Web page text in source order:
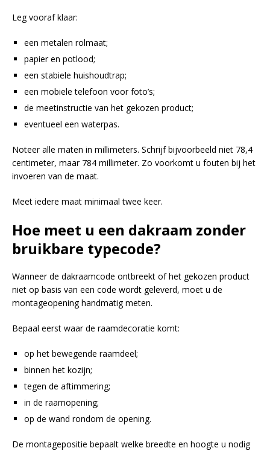
Leg vooraf klaar:
een metalen rolmaat;
papier en potlood;
een stabiele huishoudtrap;
een mobiele telefoon voor foto’s;
de meetinstructie van het gekozen product;
eventueel een waterpas.
Noteer alle maten in millimeters. Schrijf bijvoorbeeld niet 78,4
centimeter, maar 784 millimeter. Zo voorkomt u fouten bij het
invoeren van de maat.
Meet iedere maat minimaal twee keer.
Hoe meet u een dakraam zonder
bruikbare typecode?
Wanneer de dakraamcode ontbreekt of het gekozen product
niet op basis van een code wordt geleverd, moet u de
montageopening handmatig meten.
Bepaal eerst waar de raamdecoratie komt:
op het bewegende raamdeel;
binnen het kozijn;
tegen de aftimmering;
in de raamopening;
op de wand rondom de opening.
De montagepositie bepaalt welke breedte en hoogte u nodig